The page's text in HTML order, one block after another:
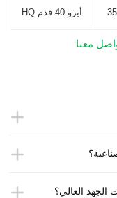
أيزو 40 قدم HQ
معنا
الجهد العالي؟